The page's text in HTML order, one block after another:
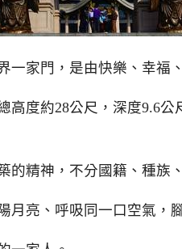
一家門，是由快樂、幸福
高度約28公尺，深度9.6公
的精神，不分國籍、種族
月亮、呼吸同一口空氣，